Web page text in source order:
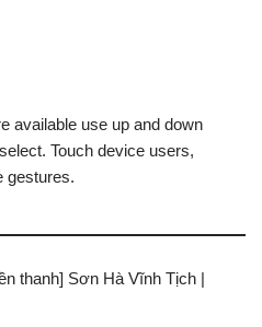
available use up and down
Touch device users,
gestures.
thanh] Sơn Hà Vĩnh Tịch |